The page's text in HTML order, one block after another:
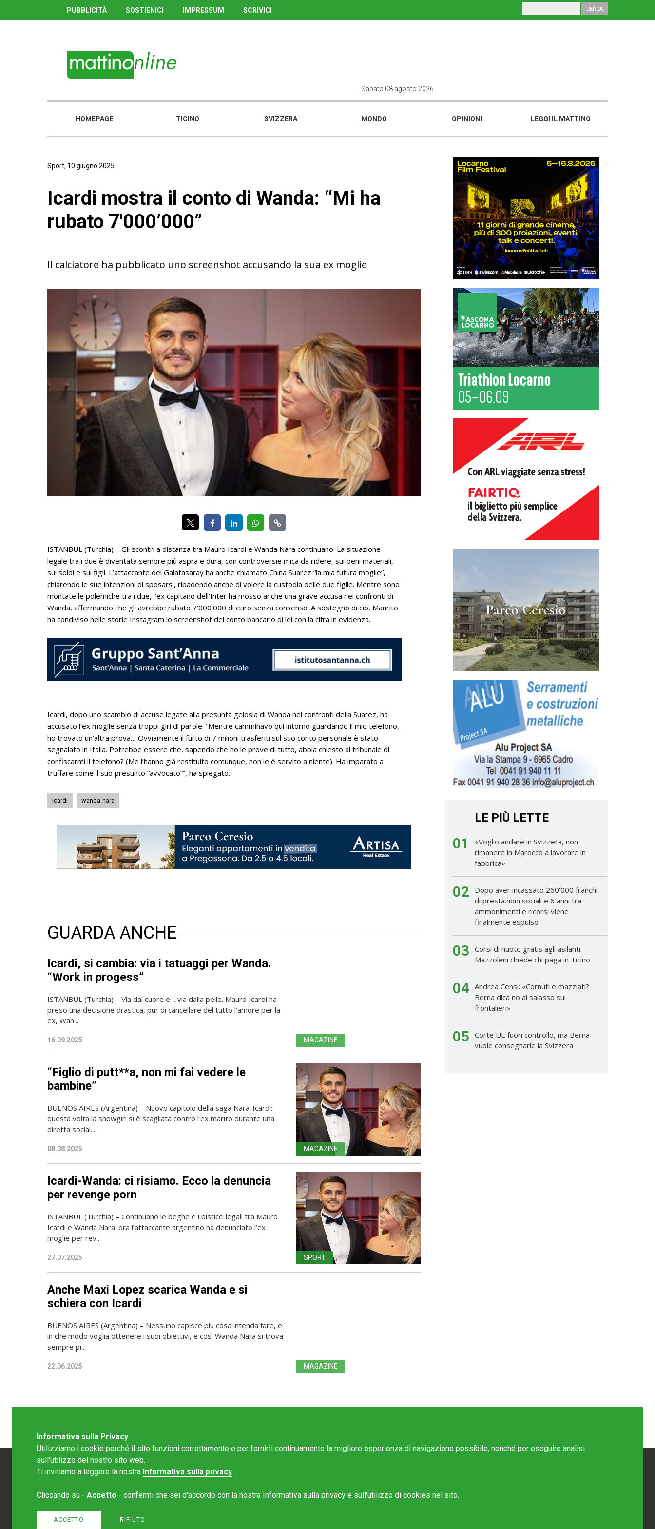
PUBBLICITÀ SOSTIENICI IMPRESSUM SCRIVICI
Sabato 08 agosto 2026
HOMEPAGE TICINO SVIZZERA MONDO OPINIONI LEGGI IL MATTINO
Sport, 10 giugno 2025
Icardi mostra il conto di Wanda: “Mi ha
rubato 7'000’000”
Il calciatore ha pubblicato uno screenshot accusando la sua ex moglie
ISTANBUL (Turchia) – Gli scontri a distanza tra Mauro Icardi e Wanda Nara continuano. La situazione
legale tra i due è diventata sempre più aspra e dura, con controversie mica da ridere, sui beni materiali,
sui soldi e sui figli. L’attaccante del Galatasaray ha anche chiamato China Suarez “la mia futura moglie”,
chiarendo le sue intenzioni di sposarsi, ribadendo anche di volere la custodia delle due figlie. Mentre sono
montate le polemiche tra i due, l’ex capitano dell’Inter ha mosso anche una grave accusa nei confronti di
Wanda, affermando che gli avrebbe rubato 7'000'000 di euro senza consenso. A sostegno di ciò, Maurito
ha condiviso nelle storie Instagram lo screenshot del conto bancario di lei con la cifra in evidenza.
Icardi, dopo uno scambio di accuse legate alla presunta gelosia di Wanda nei confronti della Suarez, ha
accusato l’ex moglie senza troppi giri di parole: “Mentre camminavo qui intorno guardando il mio telefono,
ho trovato un’altra prova… Ovviamente il furto di 7 milioni trasferiti sul suo conto personale è stato
segnalato in Italia. Potrebbe essere che, sapendo che ho le prove di tutto, abbia chiesto al tribunale di
confiscarmi il telefono? (Me l’hanno già restituito comunque, non le è servito a niente). Ha imparato a
truffare come il suo presunto “avvocato””, ha spiegato.
icardi wanda-nara
GUARDA ANCHE
Icardi, si cambia: via i tatuaggi per Wanda.
“Work in progess”
ISTANBUL (Turchia) – Via dal cuore e… via dalla pelle. Mauro Icardi ha
preso una decisione drastica, pur di cancellare del tutto l’amore per la
ex, Wan...
16.09.2025 MAGAZINE
“Figlio di putt**a, non mi fai vedere le
bambine”
BUENOS AIRES (Argentina) – Nuovo capitolo della saga Nara-Icardi:
questa volta la showgirl si è scagliata contro l’ex marito durante una
diretta social...
08.08.2025 MAGAZINE
Icardi-Wanda: ci risiamo. Ecco la denuncia
per revenge porn
ISTANBUL (Turchia) – Continuano le beghe e i bisticci legali tra Mauro
Icardi e Wanda Nara: ora l’attaccante argentino ha denunciato l’ex
moglie per rev...
27.07.2025 SPORT
Anche Maxi Lopez scarica Wanda e si
schiera con Icardi
BUENOS AIRES (Argentina) – Nessuno capisce più cosa intenda fare, e
in che modo voglia ottenere i suoi obiettivi, e così Wanda Nara si trova
sempre pi...
22.06.2025 MAGAZINE
LE PIÙ LETTE
01
«Voglio andare in Svizzera, non
rimanere in Marocco a lavorare in
fabbrica»
02
Dopo aver incassato 260'000 franchi
di prestazioni sociali e 6 anni tra
ammonimenti e ricorsi viene
finalmente espulso
03 Corsi di nuoto gratis agli asilanti:
Mazzoleni chiede chi paga in Ticino
04 Andrea Censi: «Cornuti e mazziati?
Berna dica no al salasso sui
frontalieri»
05 Corte UE fuori controllo, ma Berna
vuole consegnarle la Svizzera
Redazione Mattinonline
Informativa sulla Privacy
Utilizziamo i cookie perché il sito funzioni correttamente e per fornirti continuamente la migliore esperienza di navigazione possibile, nonché per eseguire analisi
sull'utilizzo del nostro sito web.
Ti invitiamo a leggere la nostra Informativa sulla privacy .
Cliccando su - Accetto - confermi che sei d'accordo con la nostra Informativa sulla privacy e sull'utilizzo di cookies nel sito.
ACCETTO RIFIUTO